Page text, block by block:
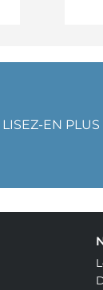
LISEZ-EN